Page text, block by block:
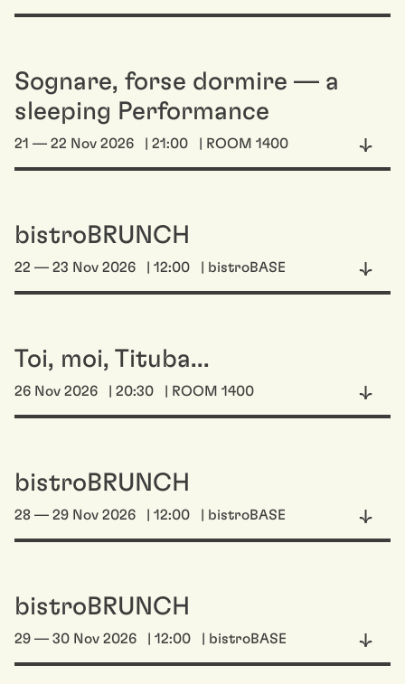
Sognare, forse dormire — a
sleeping Performance
21 — 22 Nov 2026 | 21:00 | ROOM 1400
bistroBRUNCH
22 — 23 Nov 2026 | 12:00 | bistroBASE
Toi, moi, Tituba...
26 Nov 2026 | 20:30 | ROOM 1400
bistroBRUNCH
28 — 29 Nov 2026 | 12:00 | bistroBASE
bistroBRUNCH
29 — 30 Nov 2026 | 12:00 | bistroBASE